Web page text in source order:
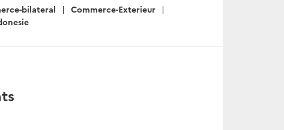
bilateral
Commerce-Exterieur